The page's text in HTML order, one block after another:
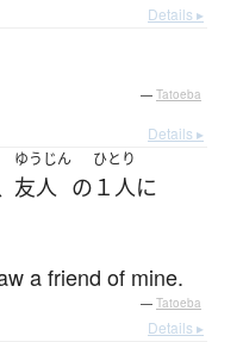
Details ▸
— Tatoeba
Details ▸
ゆうじん
友人 の
ひとり
１人に
a friend of mine.
— Tatoeba
Details ▸